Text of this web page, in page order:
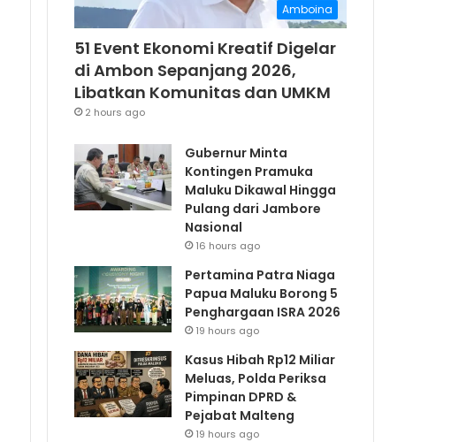
Amboina
51 Event Ekonomi Kreatif Digelar
di Ambon Sepanjang 2026,
Libatkan Komunitas dan UMKM
2 hours ago
Gubernur Minta
Kontingen Pramuka
Maluku Dikawal Hingga
Pulang dari Jambore
Nasional
16 hours ago
Pertamina Patra Niaga
Papua Maluku Borong 5
Penghargaan ISRA 2026
19 hours ago
Kasus Hibah Rp12 Miliar
Meluas, Polda Periksa
Pimpinan DPRD &
Pejabat Malteng
19 hours ago